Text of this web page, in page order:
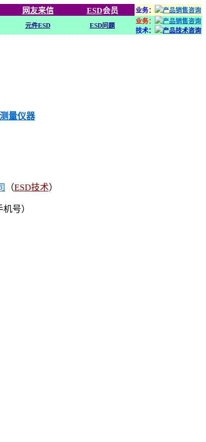
网友来信 ESD会员 业务：
元件ESD ESD问题
业务：
技术：
量仪器
（ESD技术）
机号）